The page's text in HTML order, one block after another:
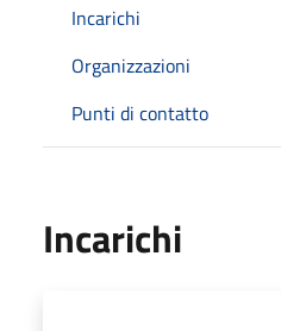
Incarichi
Organizzazioni
Punti di contatto
Incarichi